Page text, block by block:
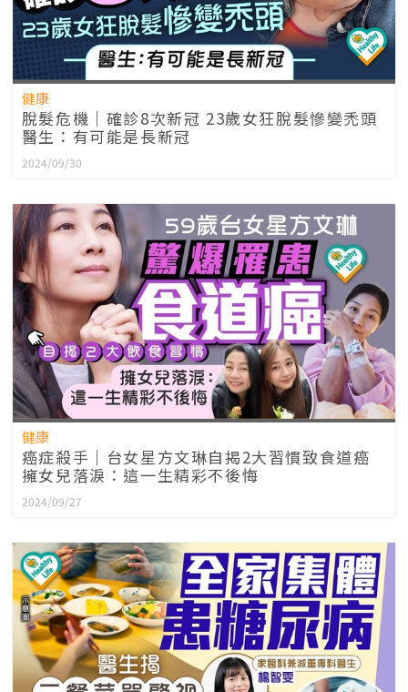
健康
脫髮危機｜確診8次新冠 23歲女狂脫髮慘變禿頭
醫生：有可能是長新冠
2024/09/30
健康
癌症殺手｜台女星方文琳自揭2大習慣致食道癌
擁女兒落淚：這一生精彩不後悔
2024/09/27